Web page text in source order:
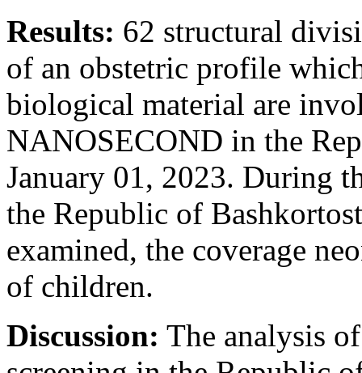
Results: 62 structural
of an obstetric profile
biological material are
NANOSECOND in the
January 01, 2023. During
the Republic of
examined, the coverage
of children.
Discussion: The analysis